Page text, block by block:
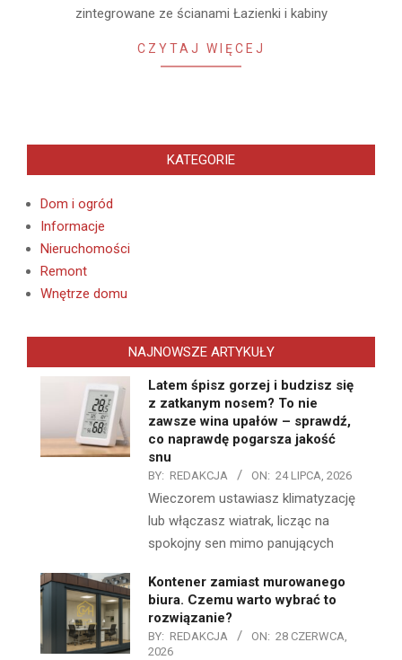
zintegrowane ze ścianami Łazienki i kabiny
CZYTAJ WIĘCEJ
KATEGORIE
Dom i ogród
Informacje
Nieruchomości
Remont
Wnętrze domu
NAJNOWSZE ARTYKUŁY
Latem śpisz gorzej i budzisz się
z zatkanym nosem? To nie
zawsze wina upałów – sprawdź,
co naprawdę pogarsza jakość
snu
BY: REDAKCJA ON: 24 LIPCA, 2026
Wieczorem ustawiasz klimatyzację
lub włączasz wiatrak, licząc na
spokojny sen mimo panujących
Kontener zamiast murowanego
biura. Czemu warto wybrać to
rozwiązanie?
BY: REDAKCJA ON: 28 CZERWCA,
2026